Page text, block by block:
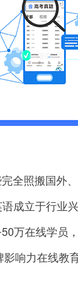
照搬国外、
成立于行业
万在线学员
响力在线教